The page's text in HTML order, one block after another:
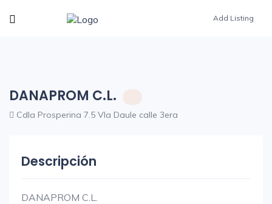
Add Listing
DANAPROM C.L.
Cdla Prosperina 7.5 VIa Daule calle 3era
Descripción
DANAPROM C.L.